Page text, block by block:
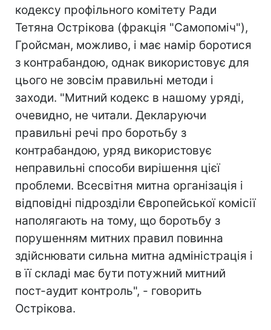
кодексу профільного комітету Ради
Тетяна Острікова (фракція "Самопоміч"),
Гройсман, можливо, і має намір боротися
з контрабандою, однак використовує для
цього не зовсім правильні методи і
заходи. "Митний кодекс в нашому уряді,
очевидно, не читали. Декларуючи
правильні речі про боротьбу з
контрабандою, уряд використовує
неправильні способи вирішення цієї
проблеми. Всесвітня митна організація і
відповідні підрозділи Європейської комісії
наполягають на тому, що боротьбу з
порушенням митних правил повинна
здійснювати сильна митна адміністрація і
в її складі має бути потужний митний
пост-аудит контроль", - говорить
Острікова.